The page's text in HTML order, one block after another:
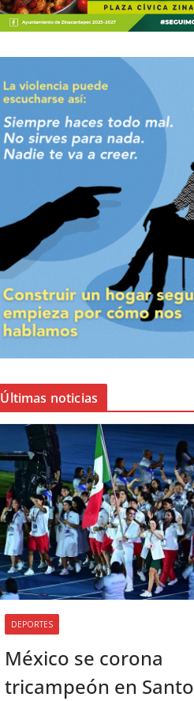
Últimas noticias
DEPORTES
México se corona
tricampeón en Santo